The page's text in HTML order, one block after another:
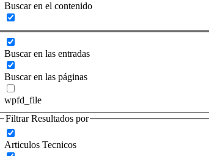
Buscar en el contenido
Buscar en las entradas
Buscar en las páginas
wpfd_file
Filtrar Resultados por
Articulos Tecnicos